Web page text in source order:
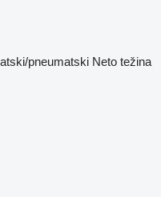
pneumatski Neto težina